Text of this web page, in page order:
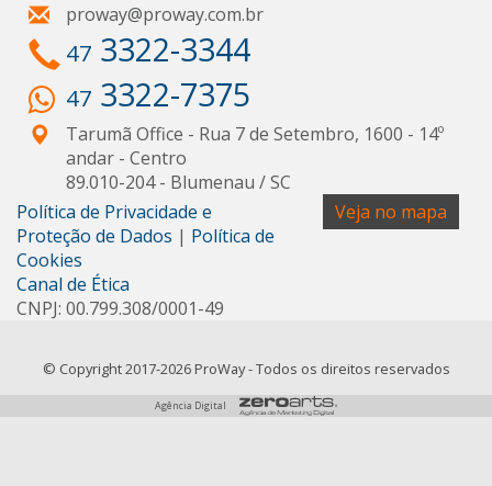
proway@proway.com.br
47 3322-3344
47 3322-7375
Tarumã Office - Rua 7 de Setembro, 1600 - 14º
andar - Centro
89.010-204- Blumenau /SC
Veja no mapa
Política de Privacidade e
Proteção de Dados | Política de
Cookies
Canal de Ética
CNPJ: 00.799.308/0001-49
© Copyright 2017-2026 ProWay - Todos os direitos reservados
Agência Digital